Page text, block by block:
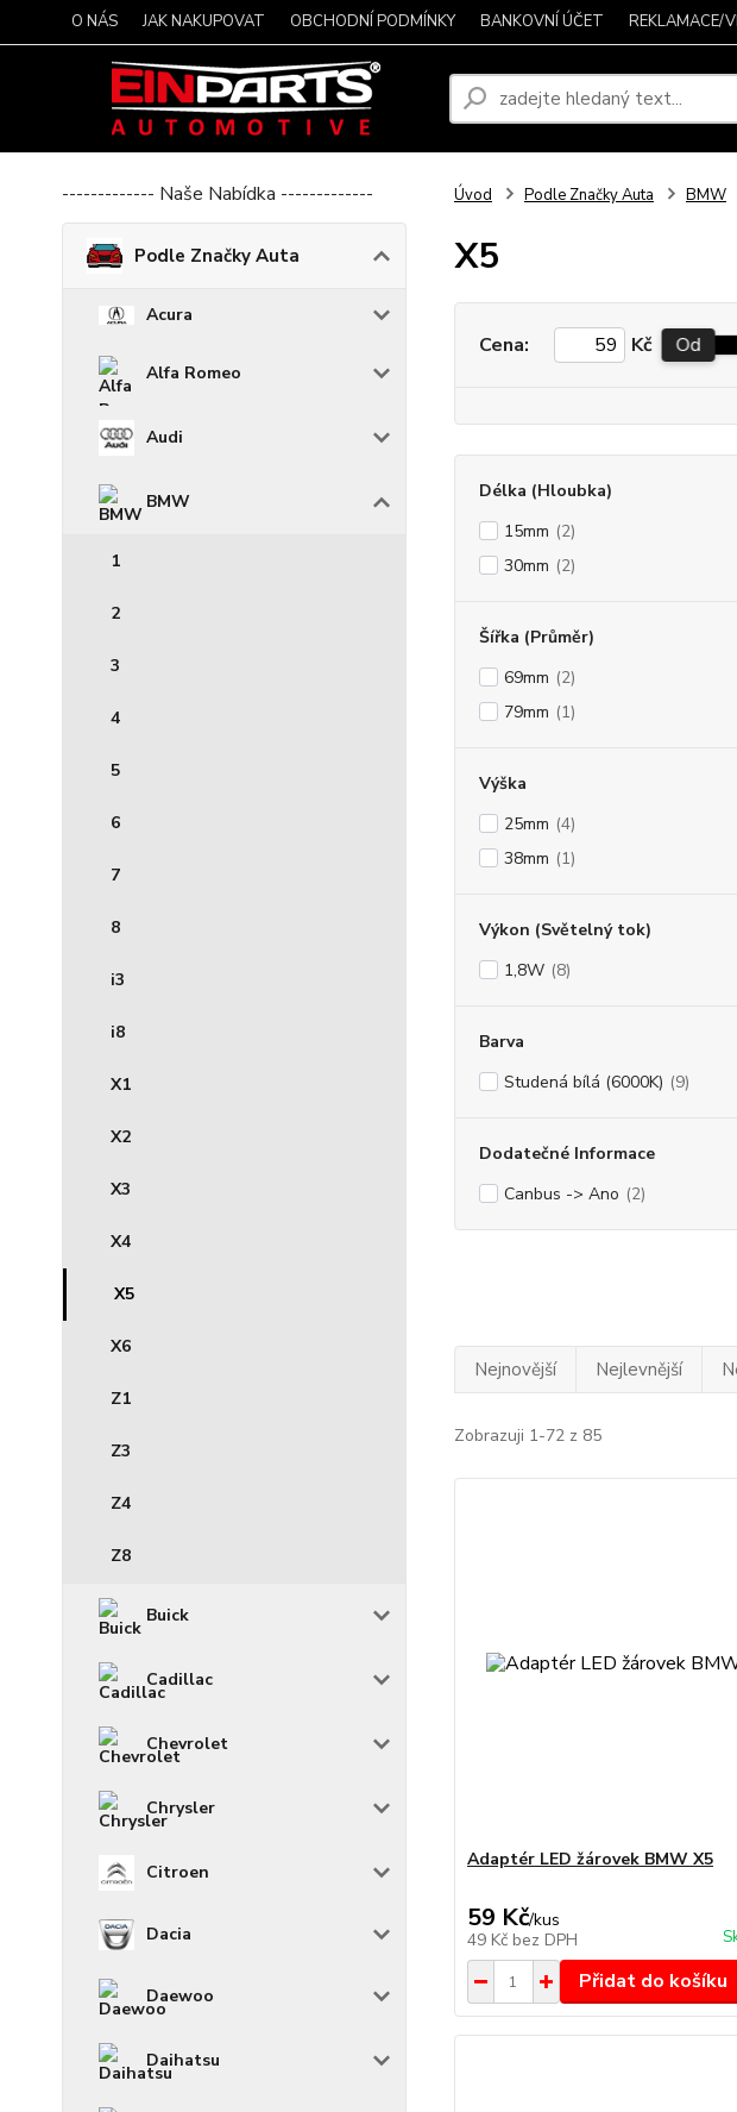
O NÁS JAK NAKUPOVAT OBCHODNÍ PODMÍNKY BANKOVNÍ ÚČET REKLAMACE/
------------- Naše Nabídka -------------
Podle Značky Auta
Acura
Alfa Romeo
Audi
BMW
1
2
3
4
5
6
7
8
i3
i8
X1
X2
X3
X4
X5
X6
Z1
Z3
Z4
Z8
Buick
Cadillac
Chevrolet
Chrysler
Citroen
Dacia
Daewoo
Daihatsu
Úvod Podle Značky Auta BMW
X5
Cena: Kč Od
Délka (Hloubka)
15mm (2)
30mm (2)
Šířka (Průměr)
69mm (2)
79mm (1)
Výška
25mm (4)
38mm (1)
Výkon (Světelný tok)
1,8W (8)
Barva
Studená bílá (6000K) (9)
Dodatečné Informace
Canbus -> Ano (2)
Nejnovější Nejlevnější
Zobrazuji 1-72 z 85
Adaptér LED žárovek BMW X5
59 Kč/kus
49 Kč bez DPH
Přidat do košíku